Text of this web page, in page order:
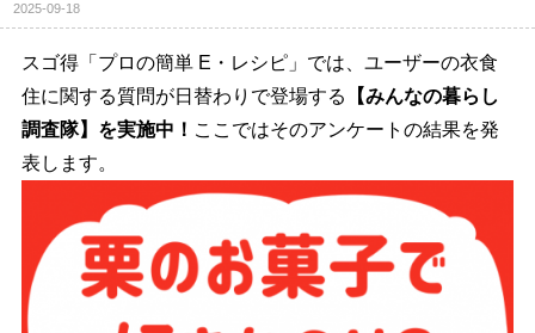
2025-09-18
スゴ得「プロの簡単 E・レシピ」では、ユーザーの衣食
住に関する質問が日替わりで登場する
【みんなの暮らし
調査隊】を実施中！ ここではそのアンケートの結果を発
表します。